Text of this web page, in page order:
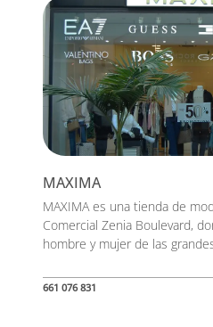
MAXIMA
MAXIMA es una tienda de
Comercial Zenia Boulevard,
hombre y mujer de las
661 076 831